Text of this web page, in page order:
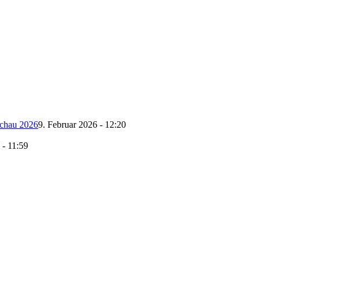
20269. Februar 2026 - 12:20
- 11:59